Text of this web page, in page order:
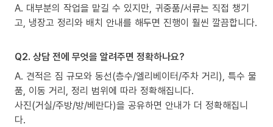
A. 대부분의 작업을 맡길 수 있지만, 귀중품/서류는 직접 챙기
고, 냉장고 정리와 배치 안내를 해두면 진행이 훨씬 깔끔합니다.
Q2. 상담 전에 무엇을 알려주면 정확하나요?
A. 견적은 짐 규모와 동선(층수/엘리베이터/주차 거리), 특수 물
품, 이동 거리, 정리 범위에 따라 정확해집니다.
사진(거실/주방/방/베란다)을 공유하면 안내가 더 정확해집니
다.